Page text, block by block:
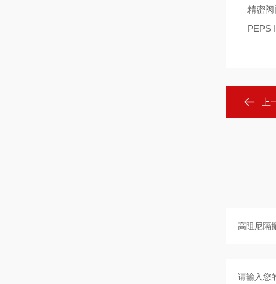
精密阀
PEPS
上